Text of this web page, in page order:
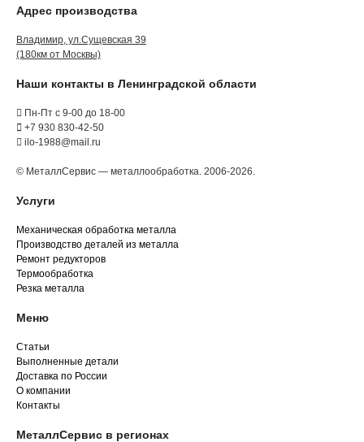
Адрес производства
Владимир, ул.Сущевская 39
(180км от Москвы)
Наши контакты в Ленинградской области
Пн-Пт с 9-00 до 18-00
+7 930 830-42-50
ilo-1988@mail.ru
© МеталлСервис — металлообработка. 2006-2026.
Услуги
Механическая обработка металла
Производство деталей из металла
Ремонт редукторов
Термообработка
Резка металла
Меню
Статьи
Выполненные детали
Доставка по России
О компании
Контакты
МеталлСервис в регионах